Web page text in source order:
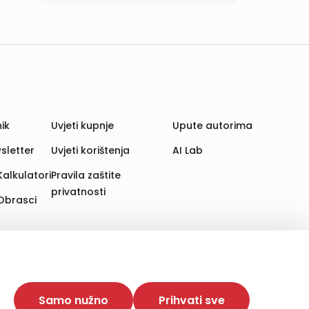
Time poboljšavamo korisničko iskustvo,
web stranica i uređaja u tu svrhu. Naši partneri
Samo nužno Prihvati sve
Uvjeti kupnje
Uvjeti korištenja
Pravila zaštite
privatnosti
Upute autorima
AI Lab